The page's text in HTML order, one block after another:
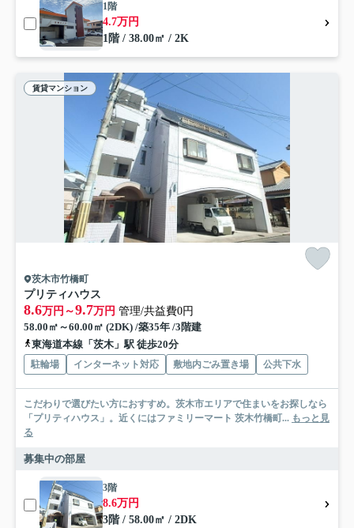
1階
4.7万円
1階 / 38.00㎡ / 2K
賃貸マンション
茨木市竹橋町
プリティハウス
8.6万円～9.7万円 管理/共益費0円
58.00㎡～60.00㎡ (2DK) /築35年 /3階建
東海道本線「茨木」駅 徒歩20分
駐輪場 インターネット対応 敷地内ごみ置き場 公共下水
こだわりで選びたい方におすすめ。茨木市エリアで住まいをお探しなら
「プリティハウス」。近くにはファミリーマート 茨木竹橋町... もっと見
る
募集中の部屋
3階
8.6万円
3階 / 58.00㎡ / 2DK